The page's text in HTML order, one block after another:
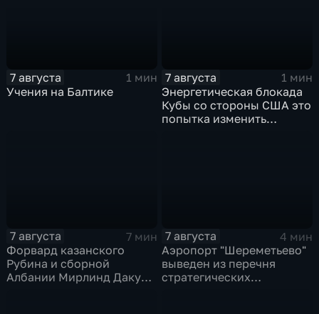
7 августа
1 мин
Учения на Балтике
7 августа
1 мин
Энергетическая блокада
Кубы со стороны США это
попытка изменить
7 августа
7 мин
Форвард казанского
Рубина и сборной
Албании Мирлинд Даку
7 августа
4 мин
Аэропорт "Шереметьево"
выведен из перечня
стратегических